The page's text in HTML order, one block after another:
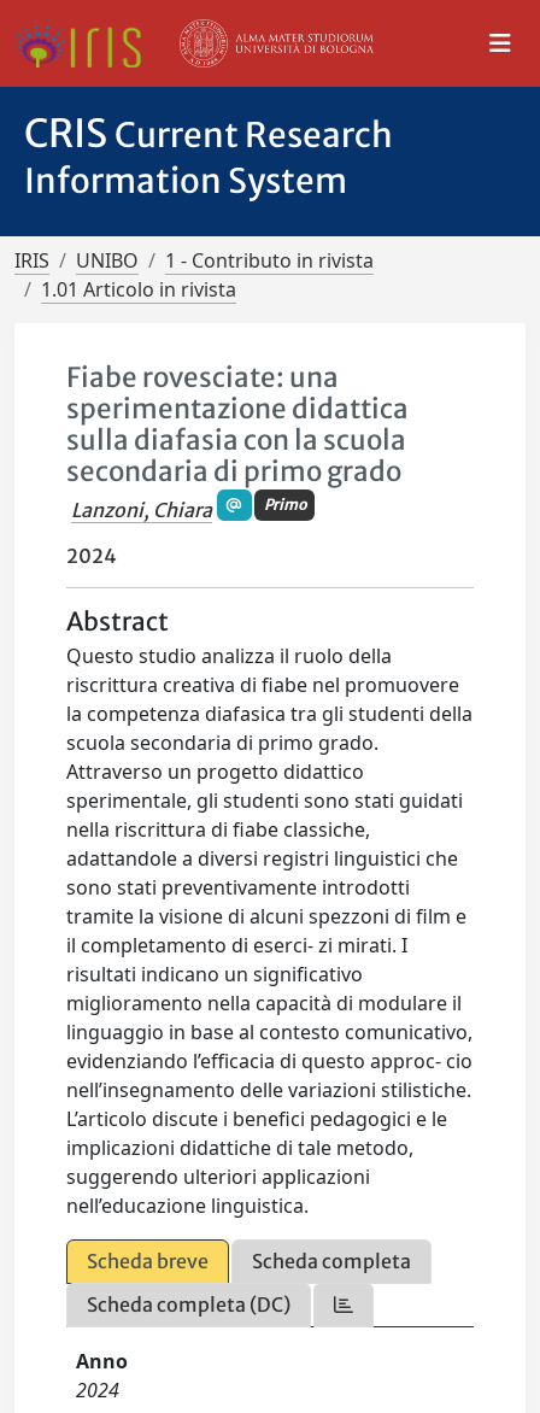
CRIS Current Research
Information System
IRIS UNIBO
1 - Contributo in rivista
1.01 Articolo in rivista
Fiabe rovesciate: una
sperimentazione didattica
sulla diafasia con la scuola
secondaria di primo grado
Lanzoni, Chiara Primo
2024
Abstract
Questo studio analizza il ruolo della
riscrittura creativa di fiabe nel promuovere
la competenza diafasica tra gli studenti della
scuola secondaria di primo grado.
Attraverso un progetto didattico
sperimentale, gli studenti sono stati guidati
nella riscrittura di fiabe classiche,
adattandole a diversi registri linguistici che
sono stati preventivamente introdotti
tramite la visione di alcuni spezzoni di film e
il completamento di eserci- zi mirati. I
risultati indicano un significativo
miglioramento nella capacità di modulare il
linguaggio in base al contesto comunicativo,
evidenziando l’efficacia di questo approc- cio
nell’insegnamento delle variazioni stilistiche.
L’articolo discute i benefici pedagogici e le
implicazioni didattiche di tale metodo,
suggerendo ulteriori applicazioni
nell’educazione linguistica.
Scheda breve
Scheda completa
Scheda completa (DC)
Anno
2024